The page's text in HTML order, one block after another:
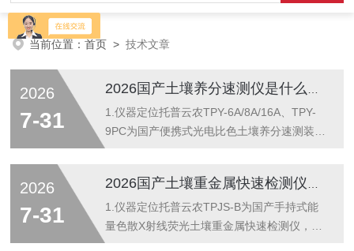
当前位置：首页 >技术文章
2026
7-31
1.仪器定位托普云农TPY-6A/8A/16A、TPY-
9PC为国产便携式光电比色土壤养分速测装
动分析/凯氏消解法，而是把“取样—浸提—显
色—读数—配肥建议”压缩到现场半小时级闭
环，承担大样本初筛与施肥决策前置职能。2.
2026
7-31
1.仪器定位托普云农TPJS-B为国产手持式能
量色散X射线荧光土壤重金属快速检测仪，面